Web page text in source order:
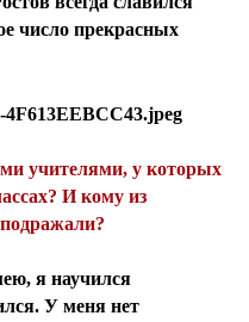
число прекрасных
учителями, у которых
И кому из
я научился
У меня нет